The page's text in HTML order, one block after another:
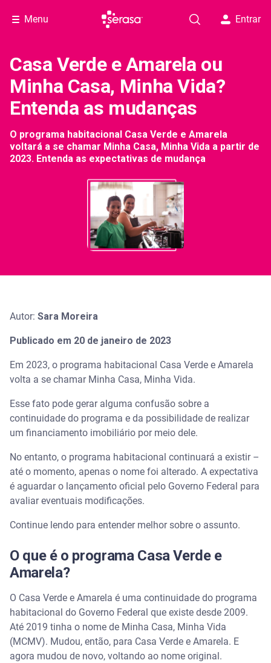
Menu Entrar
Casa Verde e Amarela ou
Minha Casa, Minha Vida?
Entenda as mudanças
O programa habitacional Casa Verde e Amarela
voltará a se chamar Minha Casa, Minha Vida a partir de
2023. Entenda as expectativas de mudança
Autor: Sara Moreira
Publicado em 20 de janeiro de 2023
Em 2023, o programa habitacional Casa Verde e Amarela
volta a se chamar Minha Casa, Minha Vida.
Esse fato pode gerar alguma confusão sobre a
continuidade do programa e da possibilidade de realizar
um financiamento imobiliário por meio dele.
No entanto, o programa habitacional continuará a existir –
até o momento, apenas o nome foi alterado. A expectativa
é aguardar o lançamento oficial pelo Governo Federal para
avaliar eventuais modificações.
Continue lendo para entender melhor sobre o assunto.
O que é o programa Casa Verde e
Amarela?
O Casa Verde e Amarela é uma continuidade do programa
habitacional do Governo Federal que existe desde 2009.
Até 2019 tinha o nome de Minha Casa, Minha Vida
(MCMV). Mudou, então, para Casa Verde e Amarela. E
agora mudou de novo, voltando ao nome original.